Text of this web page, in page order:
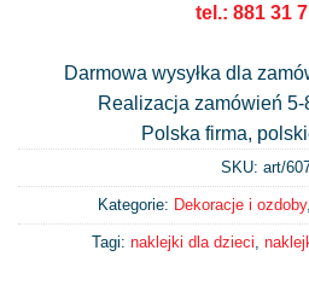
tel.: 881 31
Darmowa wysyłka dla
Realizacja zamówień
Polska firma,
SKU: art/
Kategorie: Dekoracje i ozdoby,
Tagi: naklejki dla dzieci